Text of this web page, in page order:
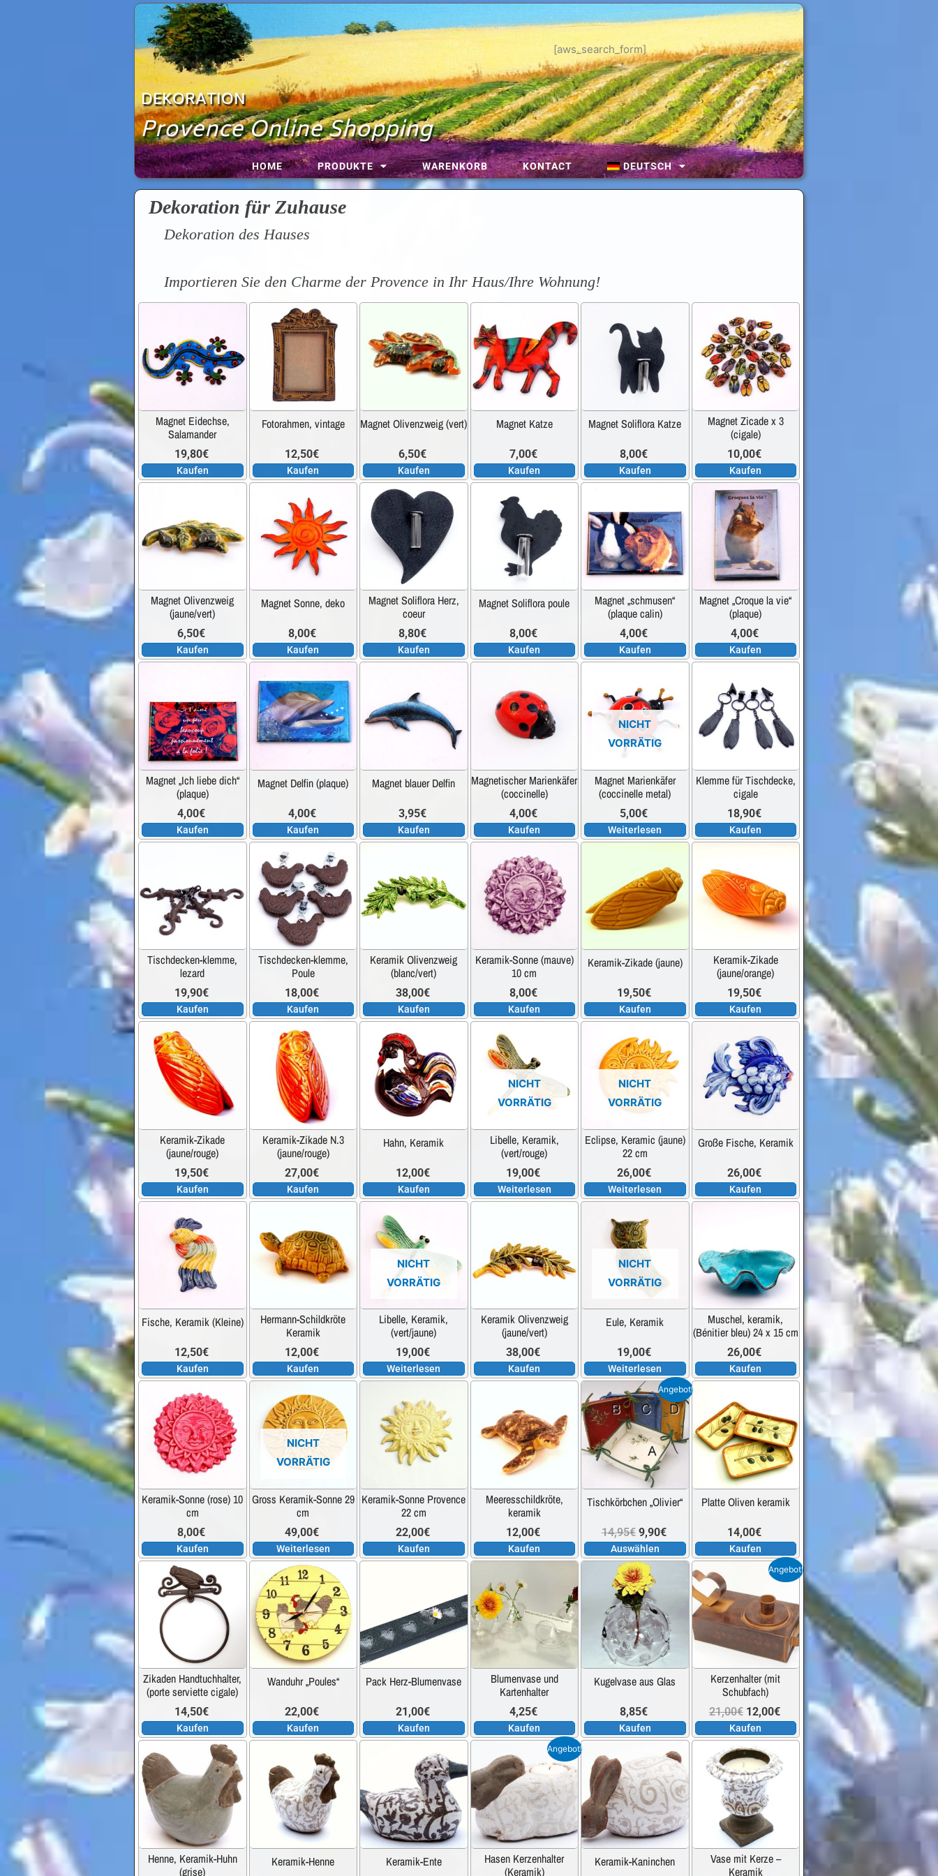
[aws_search_form]
DEKORATION
Provence Online Shopping
HOME PRODUKTE WARENKORB KONTACT DEUTSCH
Dekoration für Zuhause
Dekoration des Hauses
Importieren Sie den Charme der Provence in Ihr Haus/Ihre Wohnung!
Magnet Eidechse,
Salamander
19,80€
Kaufen
Fotorahmen, vintage
12,50€
Kaufen
Magnet Olivenzweig (vert)
6,50€
Kaufen
Magnet Katze
7,00€
Kaufen
Magnet Soliflora Katze
8,00€
Kaufen
Magnet Zicade x 3
(cigale)
10,00€
Kaufen
Magnet Olivenzweig
(jaune/vert)
6,50€
Kaufen
Magnet Sonne, deko
8,00€
Kaufen
Magnet Soliflora Herz,
coeur
8,80€
Kaufen
Magnet Soliflora poule
8,00€
Kaufen
Magnet „schmusen“
(plaque calin)
4,00€
Kaufen
Magnet „Croque la vie“
(plaque)
4,00€
Kaufen
Magnet „Ich liebe dich“
(plaque)
4,00€
Kaufen
Magnet Delfin (plaque)
4,00€
Kaufen
Magnet blauer Delfin
3,95€
Kaufen
Magnetischer Marienkäfer
(coccinelle)
4,00€
Kaufen
NICHT
VORRÄTIG
Magnet Marienkäfer
(coccinelle metal)
5,00€
Weiterlesen
Klemme für Tischdecke,
cigale
18,90€
Kaufen
Tischdecken-klemme,
lezard
19,90€
Kaufen
Tischdecken-klemme,
Poule
18,00€
Kaufen
Keramik Olivenzweig
(blanc/vert)
38,00€
Kaufen
Keramik-Sonne (mauve)
10 cm
8,00€
Kaufen
Keramik-Zikade (jaune)
19,50€
Kaufen
Keramik-Zikade
(jaune/orange)
19,50€
Kaufen
Keramik-Zikade
(jaune/rouge)
19,50€
Kaufen
Keramik-Zikade N.3
(jaune/rouge)
27,00€
Kaufen
Hahn, Keramik
12,00€
Kaufen
NICHT
VORRÄTIG
Libelle, Keramik,
(vert/rouge)
19,00€
Weiterlesen
NICHT
VORRÄTIG
Eclipse, Keramic (jaune)
22 cm
26,00€
Weiterlesen
Große Fische, Keramik
26,00€
Kaufen
Fische, Keramik (Kleine)
12,50€
Kaufen
Hermann-Schildkröte
Keramik
12,00€
Kaufen
NICHT
VORRÄTIG
Libelle, Keramik,
(vert/jaune)
19,00€
Weiterlesen
Keramik Olivenzweig
(jaune/vert)
38,00€
Kaufen
NICHT
VORRÄTIG
Eule, Keramik
19,00€
Weiterlesen
Muschel, keramik,
(Bénitier bleu) 24 x 15 cm
26,00€
Kaufen
Keramik-Sonne (rose) 10
cm
8,00€
Kaufen
NICHT
VORRÄTIG
Gross Keramik-Sonne 29
cm
49,00€
Weiterlesen
Keramik-Sonne Provence
22 cm
22,00€
Kaufen
Meeresschildkröte,
keramik
12,00€
Kaufen
Angebot!
Tischkörbchen „Olivier“
14,95€ Ursprünglicher
Preis
war:
14,95€
9,90€Aktueller
Preis
9,90€.
Auswählen
Dieses
Produkt
weist
mehrere
Varianten
auf.
Die
können
auf
der
Produktseite
gewählt
werden
Platte Oliven keramik
14,00€
Kaufen
Zikaden Handtuchhalter,
(porte serviette cigale)
14,50€
Kaufen
Wanduhr „Poules“
22,00€
Kaufen
Pack Herz-Blumenvase
21,00€
Kaufen
Blumenvase und
Kartenhalter
4,25€
Kaufen
Kugelvase aus Glas
8,85€
Kaufen
Angebot!
Kerzenhalter (mit
Schubfach)
21,00€ Ursprünglicher
Preis
war:
21,00€
12,00€Aktueller
Kaufen
Henne, Keramik-Huhn
(grise)
Produkt
weist
mehrere
Varianten
auf.
Keramik-Henne
weist
mehrere
Varianten
auf.
Keramik-Ente
Angebot!
Hasen Kerzenhalter
(Keramik)
Keramik-Kaninchen
Vase mit Kerze –
Keramik